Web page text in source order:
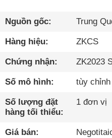
PHẨM
VIDEO
VỀ
CHÚNG
TÔI
Nguồn gốc: Trung
Hàng hiệu: ZKCS
Chứng nhận: ZK2023
Số mô hình: tùy chỉnh
Số lượng đặt
hàng tối thiểu:
1 đơn vị
Giá bán: